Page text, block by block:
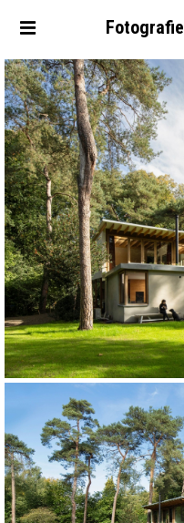
Fotografie